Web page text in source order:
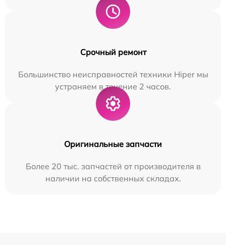
Срочный ремонт
Большинство неисправностей техники Hiper мы
устраняем в течение 2 часов.
Оригинальные запчасти
Более 20 тыс. запчастей от производителя в
наличии на собственных складах.